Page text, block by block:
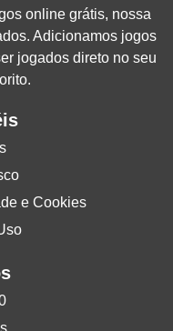
online grátis, nossa
Adicionamos jogos
jogados direto no seu
e Cookies